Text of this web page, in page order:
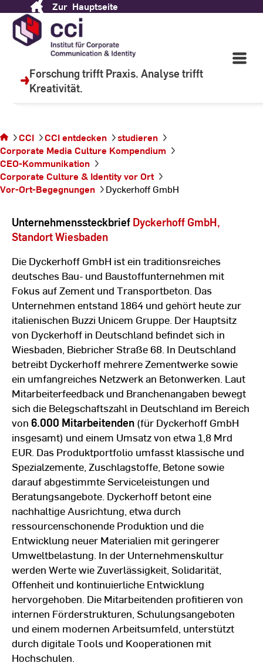
Content
Zur Hauptseite
Forschung trifft Praxis. Analyse trifft
Kreativität.
Open
Main
Wir lehren, um zu lernen.
Sie
befinden
sich auf
der Seite
Dyckerhoff
GmbH
CCI CCI entdecken
studieren
Corporate Media Culture Kompendium
CEO-Kommunikation
Corporate Culture & Identity vor Ort
Vor-Ort-Begegnungen
Dyckerhoff GmbH
Unternehmenssteckbrief Dyckerhoff GmbH,
Standort Wiesbaden
Die Dyckerhoff GmbH ist ein traditionsreiches
deutsches Bau- und Baustoffunternehmen mit
Fokus auf Zement und Transportbeton. Das
Unternehmen entstand 1864 und gehört heute zur
italienischen Buzzi Unicem Gruppe. Der Hauptsitz
von Dyckerhoff in Deutschland befindet sich in
Wiesbaden, Biebricher Straße 68. In Deutschland
betreibt Dyckerhoff mehrere Zementwerke sowie
ein umfangreiches Netzwerk an Betonwerken. Laut
Mitarbeiterfeedback und Branchenangaben bewegt
sich die Belegschaftszahl in Deutschland im Bereich
von 6.000 Mitarbeitenden (für Dyckerhoff GmbH
insgesamt) und einem Umsatz von etwa 1,8 Mrd
EUR. Das Produktportfolio umfasst klassische und
Spezialzemente, Zuschlagstoffe, Betone sowie
darauf abgestimmte Serviceleistungen und
Beratungsangebote. Dyckerhoff betont eine
nachhaltige Ausrichtung, etwa durch
ressourcenschonende Produktion und die
Entwicklung neuer Materialien mit geringerer
Umweltbelastung. In der Unternehmenskultur
werden Werte wie Zuverlässigkeit, Solidarität,
Offenheit und kontinuierliche Entwicklung
hervorgehoben. Die Mitarbeitenden profitieren von
internen Förderstrukturen, Schulungsangeboten
und einem modernen Arbeitsumfeld, unterstützt
durch digitale Tools und Kooperationen mit
Hochschulen.